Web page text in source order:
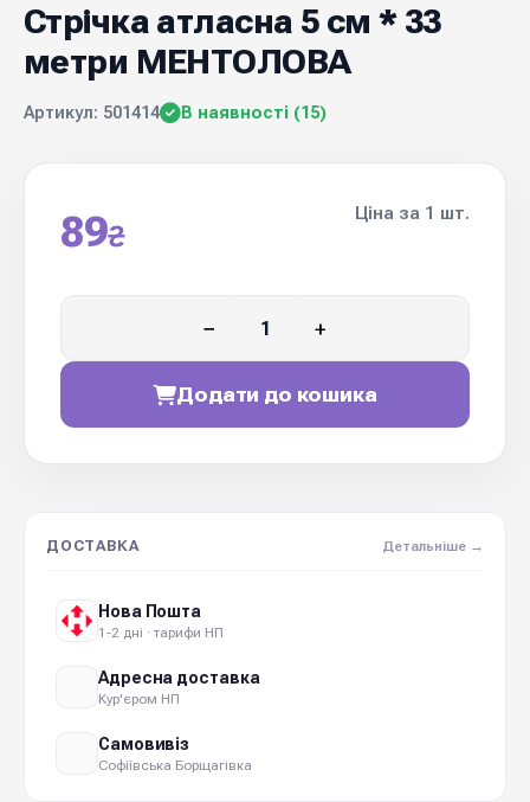
Стрічка атласна 5 см * 33
метри МЕНТОЛОВА
Артикул: 501414 В наявності (15)
89₴
Ціна за 1 шт.
− +
Додати до кошика
ДОСТАВКА Детальніше →
Нова Пошта
1-2 дні · тарифи НП
Адресна доставка
Кур'єром НП
Самовивіз
Софіївська Борщагівка